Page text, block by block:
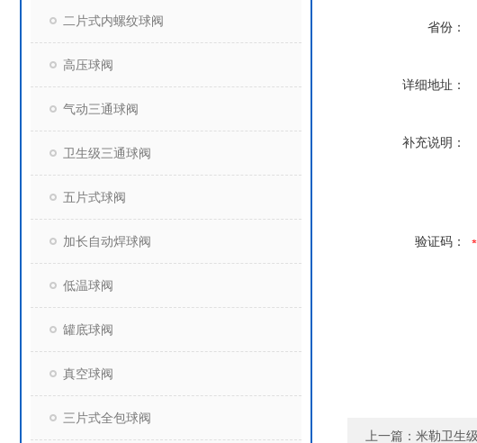
二片式内螺纹球阀
高压球阀
气动三通球阀
卫生级三通球阀
五片式球阀
加长自动焊球阀
低温球阀
罐底球阀
真空球阀
三片式全包球阀
省份：
详细地址：
补充说明：
验证码：
上一篇： 米勒卫生